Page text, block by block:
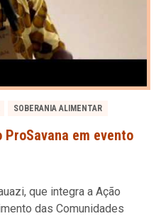
SOBERANIA ALIMENTAR
em evento
que integra a Ação
das Comunidades